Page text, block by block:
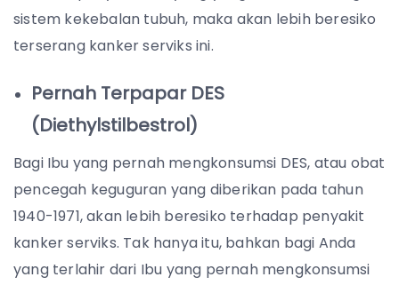
sistem kekebalan tubuh, maka akan lebih beresiko
terserang kanker serviks ini.
Pernah Terpapar DES
(Diethylstilbestrol)
Bagi Ibu yang pernah mengkonsumsi DES, atau obat
pencegah keguguran yang diberikan pada tahun
1940-1971, akan lebih beresiko terhadap penyakit
kanker serviks. Tak hanya itu, bahkan bagi Anda
yang terlahir dari Ibu yang pernah mengkonsumsi